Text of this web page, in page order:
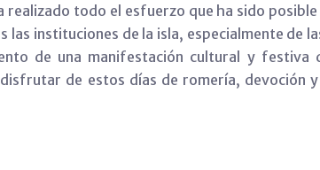
todo el esfuerzo que ha sido
instituciones de la isla, especialmente de
de una manifestación cultural y
de estos días de romería, devoción